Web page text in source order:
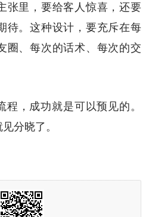
张里，要给客人惊喜，还要
待。这种设计，要充斥在每
圈、每次的话术、每次的交
程，成功就是可以预见的。
分晓了。